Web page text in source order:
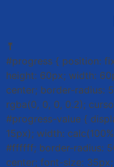
⤒
#progress { position:
height: 60px; width:
center; border-radius:
rgba(0, 0, 0, 0.2);
#progress-value {
15px); width:
#ffffff; border-radius:
center; font-size: